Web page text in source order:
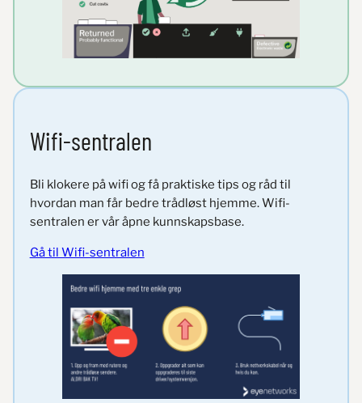
Wifi-sentralen
Bli klokere på wifi og få praktiske tips og råd til
hvordan man får bedre trådløst hjemme. Wifi-
sentralen er vår åpne kunnskapsbase.
Gå til Wifi-sentralen